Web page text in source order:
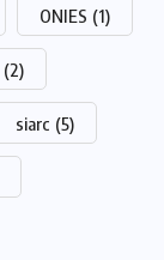
ONIES (1)
(2)
siarc (5)